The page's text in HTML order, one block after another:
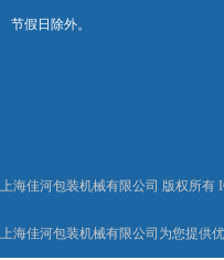
节假日除外。
上海佳河包装机械有限公司 版权所有
上海佳河包装机械有限公司为您提供